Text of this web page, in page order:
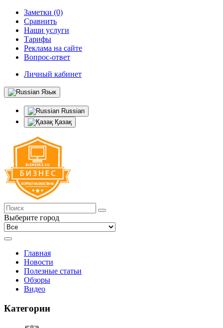
Заметки (0)
Сравнить
Наши услуги
Тарифы
Реклама на сайте
Вопрос-ответ
Личный кабинет
Язык
Russian
Қазақ
Выберите город
Главная
Новости
Полезные статьи
Обзоры
Видео
Категории